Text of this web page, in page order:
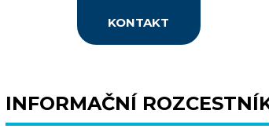
KONTAKT
INFORMAČNÍ